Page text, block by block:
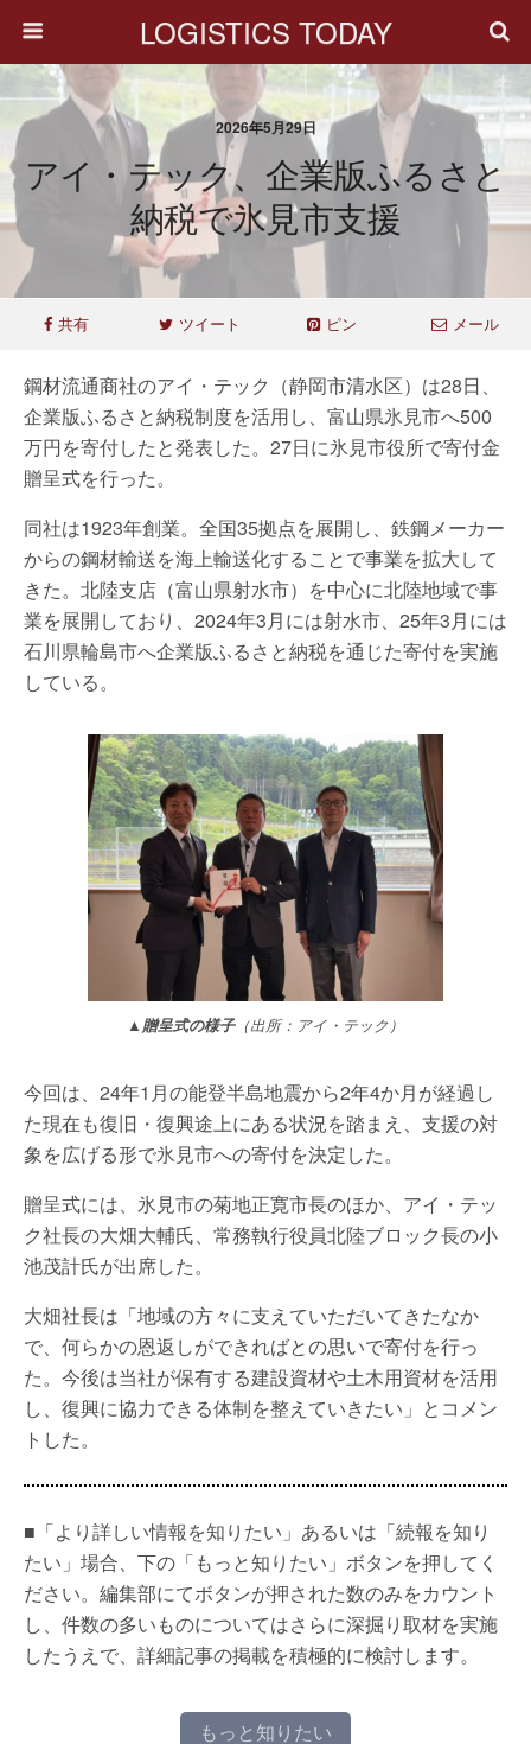
LOGISTICS TODAY
2026年5月29日
アイ・テック、企業版ふるさと
納税で氷見市支援
共有 ツイート ピン メール
鋼材流通商社のアイ・テック（静岡市清水区）は28日、
企業版ふるさと納税制度を活用し、富山県氷見市へ500
万円を寄付したと発表した。27日に氷見市役所で寄付金
贈呈式を行った。
同社は1923年創業。全国35拠点を展開し、鉄鋼メーカー
からの鋼材輸送を海上輸送化することで事業を拡大して
きた。北陸支店（富山県射水市）を中心に北陸地域で事
業を展開しており、2024年3月には射水市、25年3月には
石川県輪島市へ企業版ふるさと納税を通じた寄付を実施
している。
▲贈呈式の様子（出所：アイ・テック）
今回は、24年1月の能登半島地震から2年4か月が経過し
た現在も復旧・復興途上にある状況を踏まえ、支援の対
象を広げる形で氷見市への寄付を決定した。
贈呈式には、氷見市の菊地正寛市長のほか、アイ・テッ
ク社長の大畑大輔氏、常務執行役員北陸ブロック長の小
池茂計氏が出席した。
大畑社長は「地域の方々に支えていただいてきたなか
で、何らかの恩返しができればとの思いで寄付を行っ
た。今後は当社が保有する建設資材や土木用資材を活用
し、復興に協力できる体制を整えていきたい」とコメン
トした。
■「より詳しい情報を知りたい」あるいは「続報を知り
たい」場合、下の「もっと知りたい」ボタンを押してく
ださい。編集部にてボタンが押された数のみをカウント
し、件数の多いものについてはさらに深掘り取材を実施
したうえで、詳細記事の掲載を積極的に検討します。
もっと知りたい